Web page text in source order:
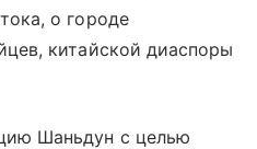
о городе
китайской диаспоры
Шаньдун с целью